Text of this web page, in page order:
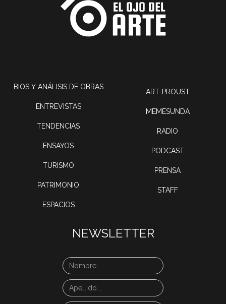
BIOS Y ANÁLISIS DE OBRAS
ENTREVISTAS
TENDENCIAS
ENSAYOS
TURISMO
PATRIMONIO
ESPACIOS
ART-PROUST
MEMESUNDA
RADIO
PODCAST
PRENSA
STAFF
NEWSLETTER